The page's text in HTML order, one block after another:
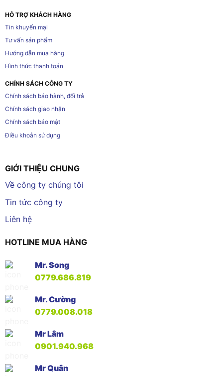
HỖ TRỢ KHÁCH HÀNG
Tin khuyến mại
Tư vấn sản phẩm
Hướng dẫn mua hàng
Hình thức thanh toán
CHÍNH SÁCH CÔNG TY
Chính sách bảo hành, đổi trả
Chính sách giao nhận
Chính sách bảo mật
Điều khoản sử dụng
GIỚI THIỆU CHUNG
Về công ty chúng tôi
Tin tức công ty
Liên hệ
HOTLINE MUA HÀNG
Mr. Song
0779.686.819
Mr. Cường
0779.008.018
Mr Lâm
0901.940.968
Mr Quân